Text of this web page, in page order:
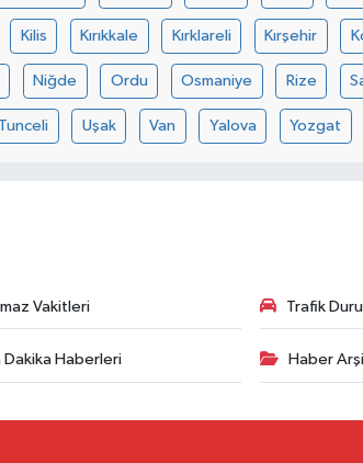
Kilis Kırıkkale Kırklareli Kırşehir
Niğde Ordu Osmaniye Rize
Tunceli Uşak Van Yalova Yozgat
Vakitleri Trafik
Dakika Haberleri Haber